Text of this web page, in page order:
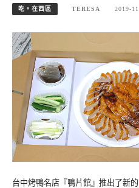
吃。在西區 TERESA 2019-
台中烤鴨名店『鴨片館』推出了新